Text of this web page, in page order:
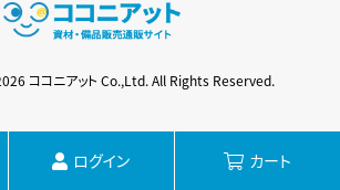
ログイン カート
ココニアット Co.,Ltd. All Rights Reserved.